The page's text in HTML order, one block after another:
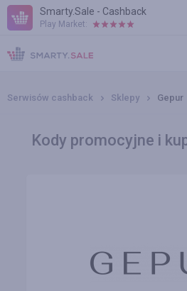
Smarty.Sale - Cashback
Play Market:
POMOC
WARUNKI
Serwisów cashback Sklepy Gepur
Kody promocyjne i